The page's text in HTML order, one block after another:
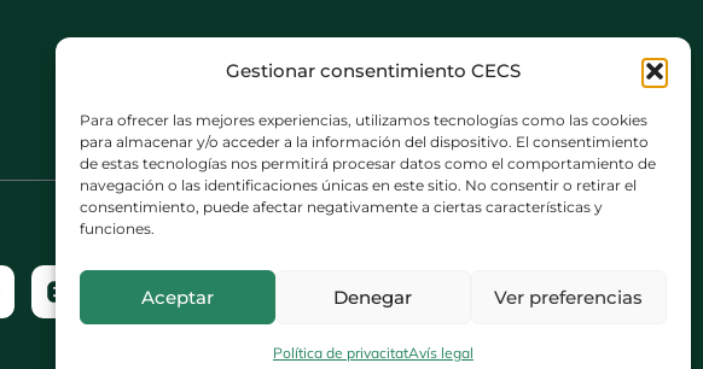
Gestionar consentimiento CECS
Para ofrecer las mejores experiencias, utilizamos tecnologías como las cookies
para almacenar y/o acceder a la información del dispositivo. El consentimiento
de estas tecnologías nos permitirá procesar datos como el comportamiento de
navegación o las identificaciones únicas en este sitio. No consentir o retirar el
consentimiento, puede afectar negativamente a ciertas características y
funciones.
Aceptar Denegar Ver preferencias
Política de privacitatAvís legal